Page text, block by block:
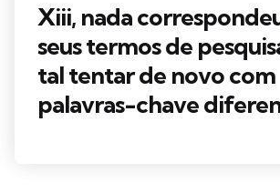
Xiii, nada
seus termos de
tal tentar de novo com
palavras-chave